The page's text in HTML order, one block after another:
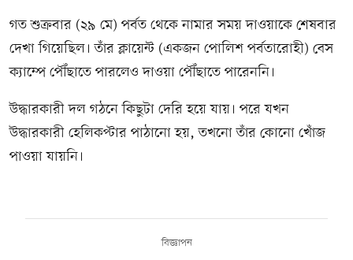
গত শুক্রবার (২৯ মে) পর্বত থেকে নামার সময় দাওয়াকে শেষবার
দেখা গিয়েছিল। তাঁর ক্লায়েন্ট (একজন পোলিশ পর্বতারোহী) বেস
ক্যাম্পে পৌঁছাতে পারলেও দাওয়া পৌঁছাতে পারেননি।
উদ্ধারকারী দল গঠনে কিছুটা দেরি হয়ে যায়। পরে যখন
উদ্ধারকারী হেলিকপ্টার পাঠানো হয়, তখনো তাঁর কোনো খোঁজ
পাওয়া যায়নি।
বিজ্ঞাপন